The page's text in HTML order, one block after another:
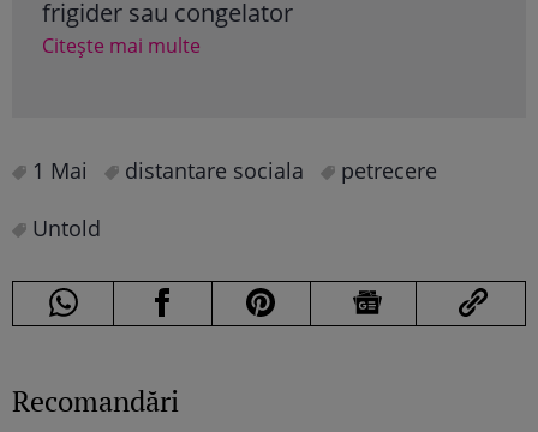
frigider sau congelator
Citește mai multe
1 Mai distantare sociala
petrecere
Untold
Recomandări